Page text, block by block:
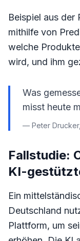
Beispiel aus der
mithilfe von
welche
wird, und ihm
Was
misst heute
— Peter
Fallstudie:
KI-
Ein
Deutschland
Plattform, um